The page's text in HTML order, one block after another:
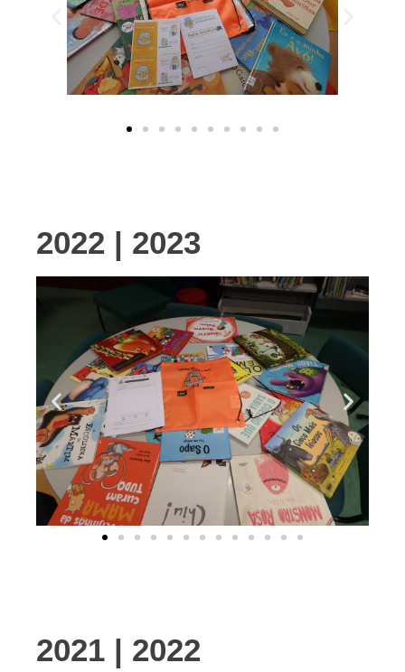
2022 | 2023
2021 | 2022